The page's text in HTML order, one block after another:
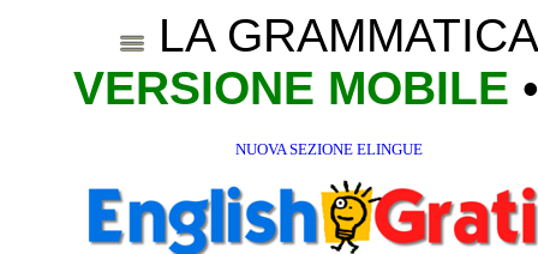
LA
VERSIONE MOBILE
NUOVA SEZIONE ELINGUE